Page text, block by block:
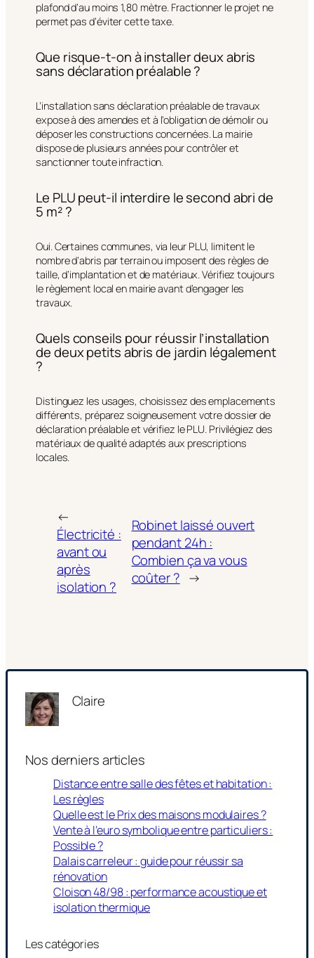
plafond d’au moins 1,80 mètre. Fractionner le projet ne
permet pas d’éviter cette taxe.
Que risque-t-on à installer deux abris
sans déclaration préalable ?
L’installation sans déclaration préalable de travaux
expose à des amendes et à l’obligation de démolir ou
déposer les constructions concernées. La mairie
dispose de plusieurs années pour contrôler et
sanctionner toute infraction.
Le PLU peut-il interdire le second abri de
5 m² ?
Oui. Certaines communes, via leur PLU, limitent le
nombre d’abris par terrain ou imposent des règles de
taille, d’implantation et de matériaux. Vérifiez toujours
le règlement local en mairie avant d’engager les
travaux.
Quels conseils pour réussir l’installation
de deux petits abris de jardin légalement
?
Distinguez les usages, choisissez des emplacements
différents, préparez soigneusement votre dossier de
déclaration préalable et vérifiez le PLU. Privilégiez des
matériaux de qualité adaptés aux prescriptions
locales.
←
Électricité :
avant ou
après
isolation ?
Robinet laissé ouvert
pendant 24h :
Combien ça va vous
coûter ? →
Claire
Nos derniers articles
Distance entre salle des fêtes et habitation :
Les règles
Quelle est le Prix des maisons modulaires ?
Vente à l’euro symbolique entre particuliers :
Possible ?
Dalais carreleur : guide pour réussir sa
rénovation
Cloison 48/98 : performance acoustique et
isolation thermique
Les catégories